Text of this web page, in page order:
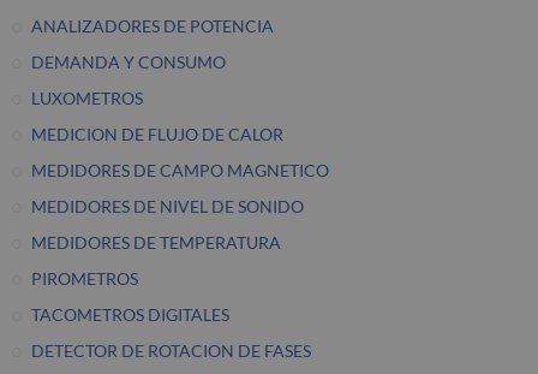
ANALIZADORES DE POTENCIA
DEMANDA Y CONSUMO
LUXOMETROS
MEDICION DE FLUJO DE CALOR
MEDIDORES DE CAMPO MAGNETICO
MEDIDORES DE NIVEL DE SONIDO
MEDIDORES DE TEMPERATURA
PIROMETROS
TACOMETROS DIGITALES
DETECTOR DE ROTACION DE FASES